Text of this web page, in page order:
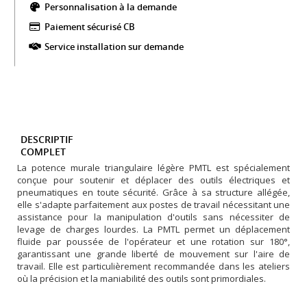
Personnalisation à la demande
Paiement sécurisé CB​
Service installation sur demande
DESCRIPTIF
COMPLET
La potence murale triangulaire légère PMTL est spécialement
conçue pour soutenir et déplacer des outils électriques et
pneumatiques en toute sécurité. Grâce à sa structure allégée,
elle s'adapte parfaitement aux postes de travail nécessitant une
assistance pour la manipulation d'outils sans nécessiter de
levage de charges lourdes. La PMTL permet un déplacement
fluide par poussée de l'opérateur et une rotation sur 180°,
garantissant une grande liberté de mouvement sur l'aire de
travail. Elle est particulièrement recommandée dans les ateliers
où la précision et la maniabilité des outils sont primordiales.